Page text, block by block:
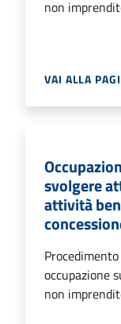
non
VAI ALLA
svolgere
attività
occupazione
non